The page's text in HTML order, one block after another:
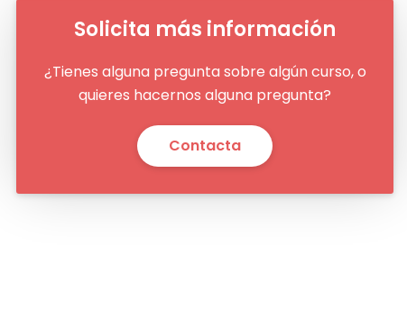
Solicita más información
¿Tienes alguna pregunta sobre algún curso, o
quieres hacernos alguna pregunta?
Contacta